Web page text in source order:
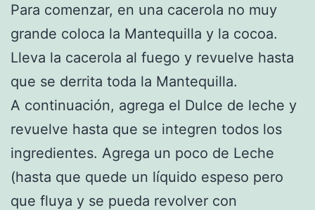
Para comenzar, en una cacerola no muy
grande coloca la Mantequilla y la cocoa.
Lleva la cacerola al fuego y revuelve hasta
que se derrita toda la Mantequilla.
A continuación, agrega el Dulce de leche y
revuelve hasta que se integren todos los
ingredientes. Agrega un poco de Leche
(hasta que quede un líquido espeso pero
que fluya y se pueda revolver con